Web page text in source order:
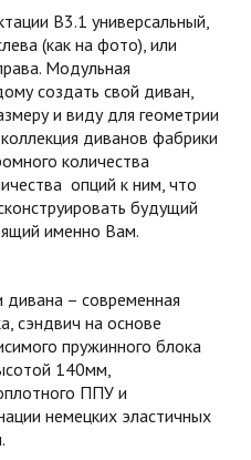
В3.1 универсальный,
(как на фото), или
Модульная
создать свой диван,
и виду для геометрии
диванов фабрики
количества
опций к ним, что
будущий
именно Вам.
дивана – современная
сэндвич на основе
пружинного блока
140мм,
ППУ и
немецких эластичных